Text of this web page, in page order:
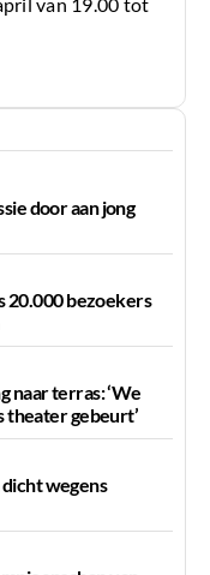
van 19.00 tot
door aan jong
20.000 bezoekers
naar terras: ‘We
theater gebeurt’
wegens